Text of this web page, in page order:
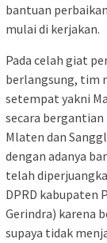
bantuan
mulai di kerjakan.
Pada celah giat
berlangsung, tim
setempat yakni
secara bergantian
Mlaten dan
dengan adanya
telah
DPRD kabupaten
Gerindra) karena
supaya tidak